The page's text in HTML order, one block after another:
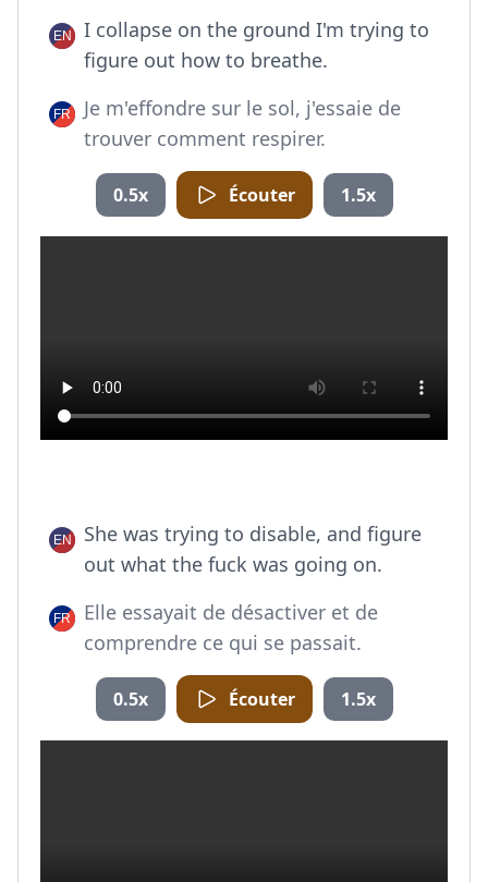
I collapse on the ground I'm trying to
figure out how to breathe.
Je m'effondre sur le sol, j'essaie de
trouver comment respirer.
0.5x Écouter 1.5x
She was trying to disable, and figure
out what the fuck was going on.
Elle essayait de désactiver et de
comprendre ce qui se passait.
0.5x Écouter 1.5x